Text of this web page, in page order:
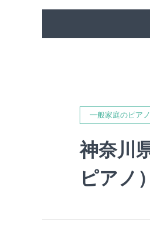
一般家庭のピア
神奈川
ピアノ